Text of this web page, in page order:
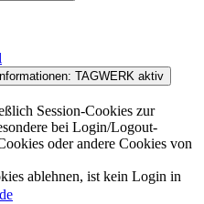
TAGWERK aktiv
Session-Cookies zur
bei Login/Logout-
oder andere Cookies von
ablehnen, ist kein Login in